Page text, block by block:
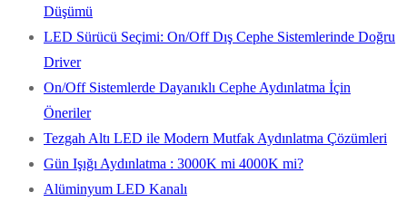
Düşümü
LED Sürücü Seçimi: On/Off Dış Cephe Sistemlerinde Doğru
Driver
On/Off Sistemlerde Dayanıklı Cephe Aydınlatma İçin
Öneriler
Tezgah Altı LED ile Modern Mutfak Aydınlatma Çözümleri
Gün Işığı Aydınlatma : 3000K mi 4000K mi?
Alüminyum LED Kanalı